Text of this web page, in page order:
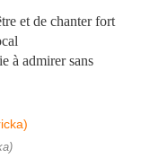
et de chanter fort
à admirer sans